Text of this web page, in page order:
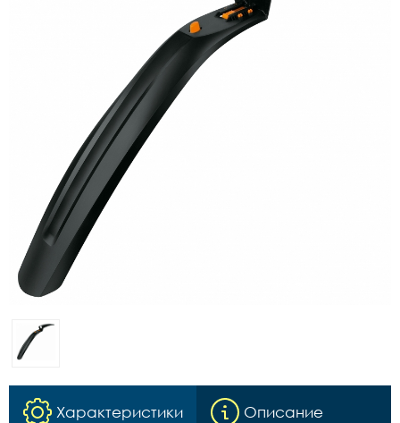
Характеристики Описание